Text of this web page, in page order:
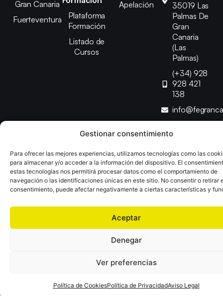
Gestionar consentimiento
Para ofrecer las mejores experiencias, utilizamos tecnologías como las
para almacenar y/o acceder a la información del dispositivo. El
estas tecnologías nos permitirá procesar datos como el comportamiento de
navegación o las identificaciones únicas en este sitio. No consentir o retirar
consentimiento, puede afectar negativamente a ciertas características y
Aceptar
Denegar
Ver preferencias
Política de CookiesPolítica de PrivacidadAviso Legal
Gran Canaria
Fuerteventura
Plataforma
Formación
Listado de
Cursos
Apelación
35019 Las
Palmas De
Gran
Canaria
(Las
Palmas)
(+34) 928
928 421
138
Desarrollado porTOOOLS
Aviso LegalPolítica de CookiesPolítica de Privacidad
Declaración de AccesibilidadPolítica de Ventas